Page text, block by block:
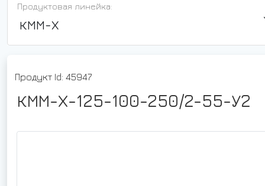
Продуктовая линейка:
КММ-Х
Продукт Id: 45947
КММ-Х-125-100-250/2-55-У2